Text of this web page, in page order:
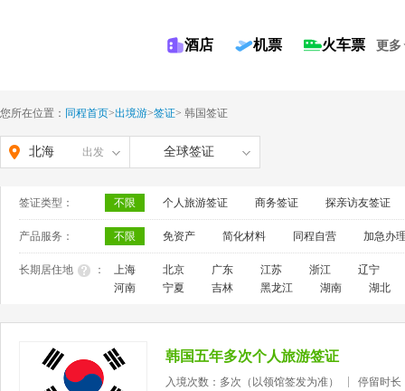
酒店 机票 火车票 更多
您所在位置： 同程首页>出境游>签证> 韩国签证
北海 出发 全球签证
签证类型： 不限 个人旅游签证 商务签证 探亲访友签证
产品服务： 不限 免资产 简化材料 同程自营 加急办
长期居住地 ： 上海 北京 广东 江苏 浙江
辽宁
河南
宁夏 吉林 黑龙江 湖南 湖北
韩国五年多次个人旅游签证
入境次数：多次（以领馆签发为准）
停留时长